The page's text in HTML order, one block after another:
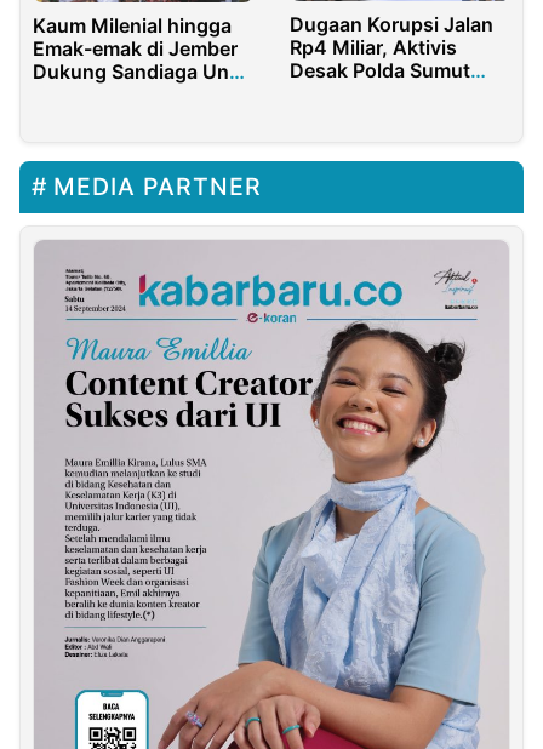
Kaum Milenial hingga
Emak-emak di Jember
Dukung Sandiaga Uno
Dugaan Korupsi Jalan
Rp4 Miliar, Aktivis
Desak Polda Sumut
MEDIA PARTNER